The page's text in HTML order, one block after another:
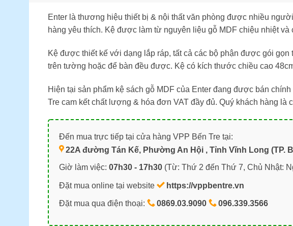
Enter là thương hiệu thiết bị & nội thất văn phòng được nhiều
hàng yêu thích. Kệ được làm từ nguyên liệu gỗ MDF chiệu nhiệt và
Kệ được thiết kế với dạng lắp ráp, tất cả các bộ phận được gói
trên tường hoặc để bàn đều được. Kệ có kích thước chiều cao
Hiện tại sản phẩm kệ sách gỗ MDF của Enter đang được bán
Tre cam kết chất lượng & hóa đơn VAT đầy đủ. Quý khách hàng
Đến mua trực tiếp tại cửa hàng VPP Bến Tre tại:
22A đường Tán Kế, Phường An Hội , Tỉnh Vĩnh Long (TP.
Giờ làm việc: 07h30 - 17h30(Từ: Thứ 2 đến Thứ 7, Chủ Nhật:
Đặt mua online tại website https://vppbentre.vn
Đặt mua qua điện thoại: 0869.03.9090 096.339.3566